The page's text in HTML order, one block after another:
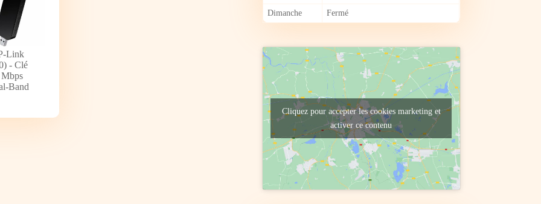
Link
- Clé
Band
Dimanche Fermé
Cliquez pour accepter les cookies marketing et
activer ce contenu